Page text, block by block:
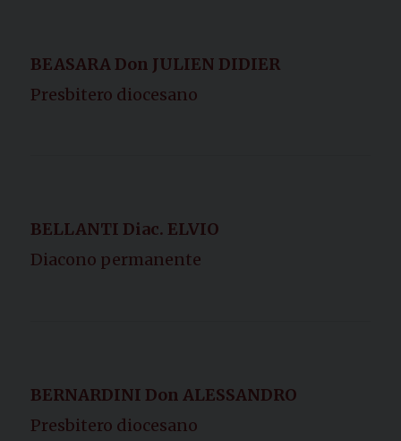
BEASARA Don JULIEN DIDIER
Presbitero diocesano
BELLANTI Diac. ELVIO
Diacono permanente
BERNARDINI Don ALESSANDRO
Presbitero diocesano